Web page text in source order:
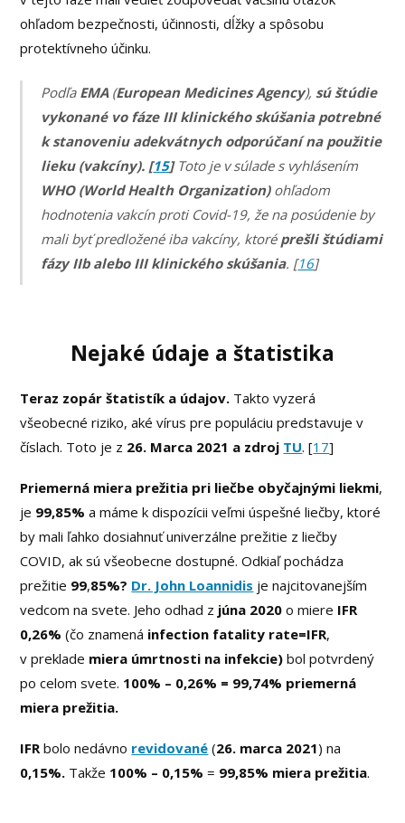
ohľadom bezpečnosti, účinnosti, dĺžky a spôsobu
protektívneho účinku.
Podľa EMA(European Medicines Agency), sú štúdie
vykonané vo fáze III klinického skúšania potrebné
k stanoveniu adekvátnych odporúčaní na použitie
lieku (vakcíny). [15] Toto je v súlade s vyhlásením
WHO (World Health Organization)ohľadom
hodnotenia vakcín proti Covid-19, že na posúdenie by
mali byť predložené iba vakcíny, ktoréprešli štúdiami
fázy IIb alebo III klinického skúšania. [16]
Nejaké údaje a štatistika
Teraz zopár štatistík a údajov. Takto vyzerá
všeobecné riziko, aké vírus pre populáciu predstavuje v
číslach. Toto je z 26. Marca 2021 a zdroj TU. [17]
Priemerná miera prežitia pri liečbe obyčajnými liekmi,
je 99,85%a máme k dispozícii veľmi úspešné liečby, ktoré
by mali ľahko dosiahnuť univerzálne prežitie z liečby
COVID, ak sú všeobecne dostupné. Odkiaľ pochádza
prežitie 99,85%? Dr. John Loannidis je najcitovanejším
vedcom na svete. Jeho odhad z júna 2020 o miere IFR
0,26% (čo znamená infection fatality rate=IFR,
v preklade miera úmrtnosti na infekcie)bol potvrdený
po celom svete. 100% – 0,26% = 99,74% priemerná
miera prežitia.
IFR bolo nedávno revidované (26. marca 2021) na
0,15%. Takže 100% – 0,15% = 99,85% miera prežitia.